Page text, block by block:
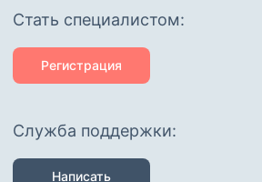
Cтать специалистом:
Регистрация
Служба поддержки:
Написать